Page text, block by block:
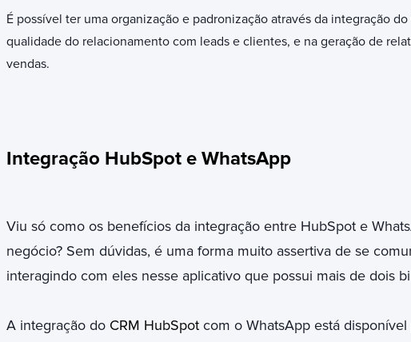
É possível ter uma organização e padronização através da integração
qualidade do relacionamento com leads e clientes, e na geração de
vendas.
Integração HubSpot e WhatsApp
Viu só como os benefícios da integração entre HubSpot e
negócio? Sem dúvidas, é uma forma muito assertiva de se
interagindo com eles nesse aplicativo que possui mais de dois
A integração do CRM HubSpot com o WhatsAppestá disponível